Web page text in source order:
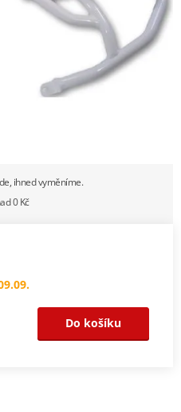
ihned vyměníme.
0 Kč
Do košíku